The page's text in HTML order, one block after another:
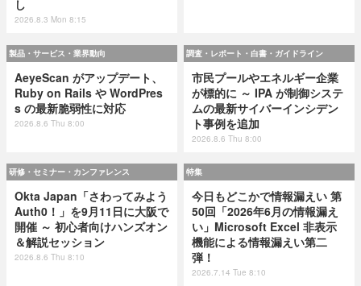
し
2026.8.3 Mon 8:15
製品・サービス・業界動向
AeyeScan がアップデート、
Ruby on Rails や WordPres
s の最新脆弱性に対応
2026.8.6 Thu 8:00
調査・レポート・白書・ガイドライン
市民プールやエネルギー企業
が標的に ～ IPA が制御システ
ムの最新サイバーインシデン
ト事例を追加
2026.8.6 Thu 8:00
研修・セミナー・カンファレンス
Okta Japan「さわってみよう
Auth0！」を9月11日に大阪で
開催 ～ 初心者向けハンズオン
＆解説セッション
2026.8.6 Thu 8:10
特集
今日もどこかで情報漏えい 第
50回「2026年6月の情報漏え
い」Microsoft Excel 非表示
機能による情報漏えい第二
弾！
2026.7.14 Tue 8:10